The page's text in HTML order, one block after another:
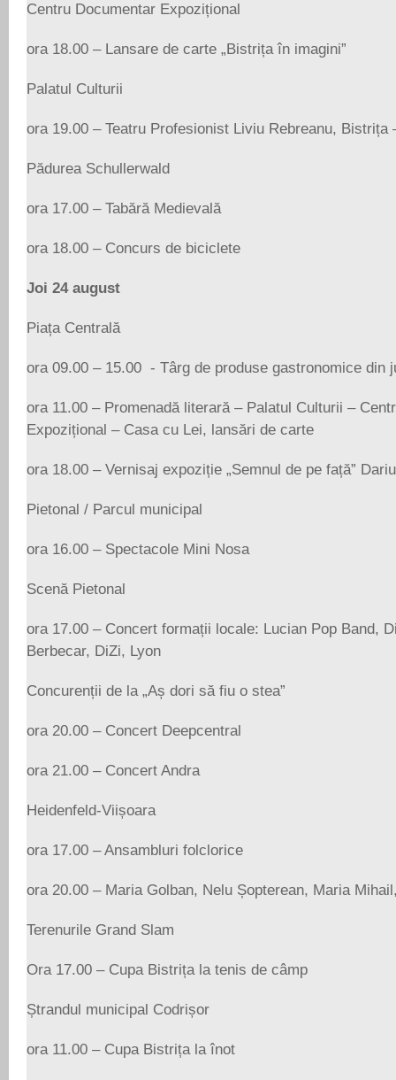
Centru Documentar Expozițional
ora 18.00 – Lansare de carte „Bistrița în imagini”
Palatul Culturii
ora 19.00 – Teatru Profesionist Liviu Rebreanu, Bistrița
Pădurea Schullerwald
ora 17.00 – Tabără Medievală
ora 18.00 – Concurs de biciclete
Joi 24 august
Piața Centrală
ora 09.00 – 15.00 - Târg de produse gastronomice din
ora 11.00 – Promenadă literară – Palatul Culturii –
Expozițional – Casa cu Lei, lansări de carte
ora 18.00 – Vernisaj expoziție „Semnul de pe față”
Pietonal / Parcul municipal
ora 16.00 – Spectacole Mini Nosa
Scenă Pietonal
ora 17.00 – Concert formații locale: Lucian Pop Band,
Berbecar, DiZi, Lyon
Concurenții de la „Aș dori să fiu o stea”
ora 20.00 – Concert Deepcentral
ora 21.00 – Concert Andra
Heidenfeld-Viișoara
ora 17.00 – Ansambluri folclorice
ora 20.00 – Maria Golban, Nelu Șopterean, Maria
Terenurile Grand Slam
Ora 17.00 – Cupa Bistrița la tenis de câmp
Ștrandul municipal Codrișor
ora 11.00 – Cupa Bistrița la înot